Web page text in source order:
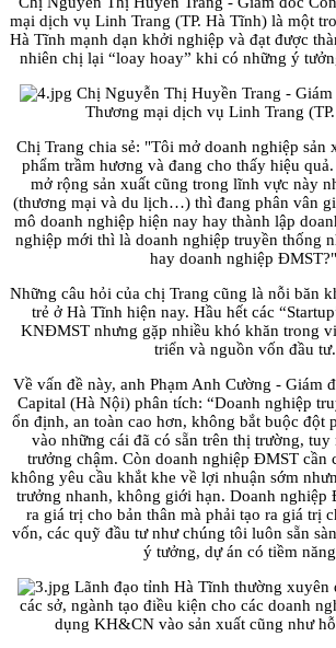
mại dịch vụ Linh Trang (TP. Hà Tĩnh) là một
Hà Tĩnh mạnh dạn khởi nghiệp và đạt được
nhiên chị lại “loay hoay” khi có những ý
Chị Nguyễn Thị Huyền Trang -
Thương mại dịch vụ Linh Trang
Chị Trang chia sẻ: "Tôi mở doanh nghiệp sản
phẩm trầm hương và đang cho thấy hiệu
mở rộng sản xuất cũng trong lĩnh vực này
(thương mại và du lịch…) thì đang phân vân
mô doanh nghiệp hiện nay hay thành lập
nghiệp mới thì là doanh nghiệp truyền thống
hay doanh nghiệp
Những câu hỏi của chị Trang cũng là nỗi băn
trẻ ở Hà Tĩnh hiện nay. Hầu hết các
KNĐMST nhưng gặp nhiều khó khăn trong
triển và nguồn vốn đầu tư.
Về vấn đề này, anh Phạm Anh Cường - Giám
Capital (Hà Nội) phân tích: “Doanh nghiệp
ổn định, an toàn cao hơn, không bắt buộc đột
vào những cái đã có sẵn trên thị trường, tuy
trưởng chậm. Còn doanh nghiệp ĐMST cần
không yêu cầu khắt khe về lợi nhuận sớm
trưởng nhanh, không giới hạn. Doanh nghiệp
ra giá trị cho bản thân mà phải tạo ra giá trị
vốn, các quỹ đầu tư như chúng tôi luôn sẵn
ý tưởng, dự án có tiềm
Lãnh đạo tỉnh Hà Tĩnh thường xuyên
các sở, ngành tạo điều kiện cho các doanh
dụng KH&CN vào sản xuất cũng như